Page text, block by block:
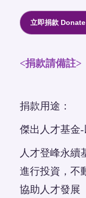
立即捐款 Donate
<捐款請備註>
捐款用途：
傑出人才基金
人才登峰永續
進行投資，不
協助人才發展